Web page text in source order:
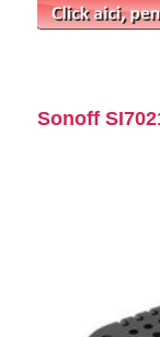
Sonoff